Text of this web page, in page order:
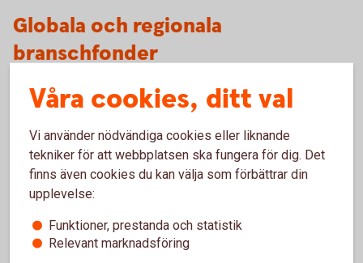
Globala och regionala
branschfonder
Det finns två typer av branschfonder - globala och
regionala. Den förstnämnda kategorin investerar mest på
global basis. Detta minskar risken då en bolagsspecifik
händelse inte har inte samma inverkan i en global fond som
en regional. De globala branschfonderna har med andra ord
oftast en lägre risk, än de regionala, där även svängningarna
Våra cookies, ditt val
Vi använder nödvändiga cookies eller liknande
tekniker för att webbplatsen ska fungera för dig. Det
finns även cookies du kan välja som förbättrar din
upplevelse:
Funktioner, prestanda och statistik
Relevant marknadsföring